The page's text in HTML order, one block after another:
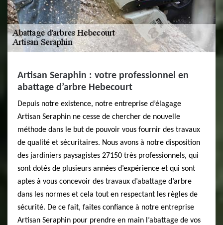
Artisan Seraphin : votre professionnel en
abattage d’arbre Hebecourt
Depuis notre existence, notre entreprise d’élagage
Artisan Seraphin ne cesse de chercher de nouvelle
méthode dans le but de pouvoir vous fournir des travaux
de qualité et sécuritaires. Nous avons à notre disposition
des jardiniers paysagistes 27150 très professionnels, qui
sont dotés de plusieurs années d’expérience et qui sont
aptes à vous concevoir des travaux d’abattage d’arbre
dans les normes et cela tout en respectant les règles de
sécurité. De ce fait, faites confiance à notre entreprise
Artisan Seraphin pour prendre en main l’abattage de vos